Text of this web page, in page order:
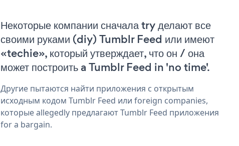
Некоторые компании сначала try делают все
своими руками (diy) Tumblr Feed или имеют
«techie», который утверждает, что он / она
может построить a Tumblr Feed in 'no time'.
Другие пытаются найти приложения с открытым
исходным кодом Tumblr Feed или foreign companies,
которые allegedly предлагают Tumblr Feed приложения
for a bargain.